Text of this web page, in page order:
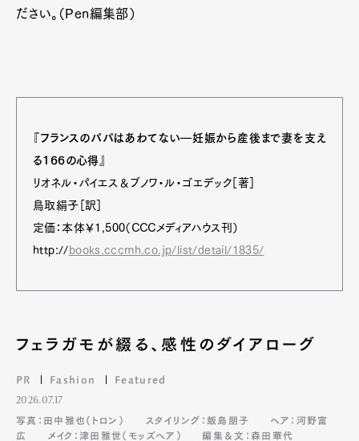
ださい。（Pen編集部）
『フランスのパパはあわてない―妊娠から産後まで妻を支え
る166の心得』
リオネル・パイエス＆ブノワ・ル・ゴエデック［著］
鳥取絹子［訳］
定価：本体￥1,500（CCCメディアハウス刊）
http:// books.cccmh.co.jp/list/detail/1835/
フェラガモが綴る、感性のダイアローグ
PR Fashion Featured
2026.07.17
写真：田中雅也（トロン）
スタイリング：飯島朋子
ヘア：河野富
広
メイク：津田雅世（モッズヘア） 編集＆文：森田華代